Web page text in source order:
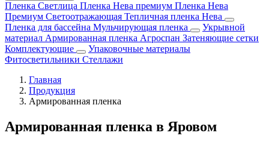
Пленка Светлица Пленка Нева премиум Пленка Нева
Премиум Светоотражающая Тепличная пленка Нева
Пленка для бассейна Мульчирующая пленка
Укрывной
материал Армированная пленка Агроспан Затеняющие сетки
Комплектующие
Упаковочные материалы
Фитосветильники Стеллажи
Главная
Продукция
Армированная пленка
Армированная пленка в Яровом